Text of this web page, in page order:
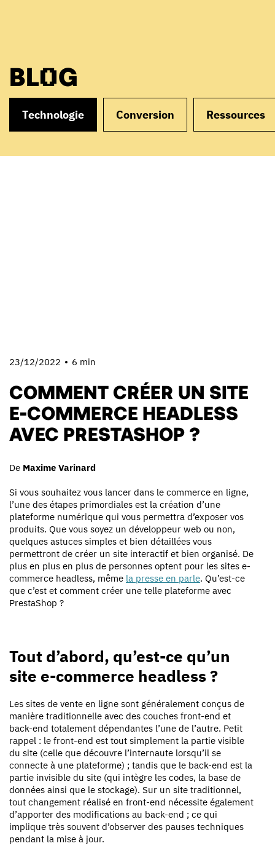
BLOG
Technologie Conversion Ressources
23/12/2022 6 min
COMMENT CRÉER UN SITE
E-COMMERCE HEADLESS
AVEC PRESTASHOP ?
De Maxime Varinard
Si vous souhaitez vous lancer dans le commerce en ligne,
l’une des étapes primordiales est la création d’une
plateforme numérique qui vous permettra d’exposer vos
produits. Que vous soyez un développeur web ou non,
quelques astuces simples et bien détaillées vous
permettront de créer un site interactif et bien organisé. De
plus en plus en plus de personnes optent pour les sites e-
commerce headless, même la presse en parle. Qu’est-ce
que c’est et comment créer une telle plateforme avec
PrestaShop ?
Tout d’abord, qu’est-ce qu’un
site e-commerce headless ?
Les sites de vente en ligne sont généralement conçus de
manière traditionnelle avec des couches front-end et
back-end totalement dépendantes l’une de l’autre. Petit
rappel : le front-end est tout simplement la partie visible
du site (celle que découvre l’internaute lorsqu’il se
connecte à une plateforme) ; tandis que le back-end est la
partie invisible du site (qui intègre les codes, la base de
données ainsi que le stockage). Sur un site traditionnel,
tout changement réalisé en front-end nécessite également
d’apporter des modifications au back-end ; ce qui
implique très souvent d’observer des pauses techniques
pendant la mise à jour.